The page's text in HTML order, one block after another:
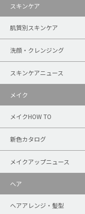
スキンケア
肌質別スキンケア
洗顔・クレンジング
スキンケアニュース
メイク
メイクHOW TO
新色カタログ
メイクアップニュース
ヘア
ヘアアレンジ・髪型